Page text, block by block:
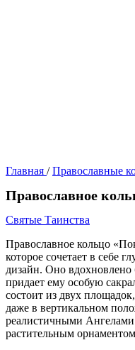
Главная / Православные
Православное
Святые Таинства
Православное кольцо
которое сочетает в себе
дизайн. Оно
придает ему особую
состоит из двух
даже в вертикальном
реалистичными
растительным